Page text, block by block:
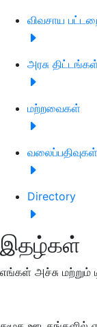
விவசாய
அரசு
மற்றவைகள்
வலைப்பதிவுகள்
Directory
இதழ்கள்
எங்கள் அச்சு மற்றும்